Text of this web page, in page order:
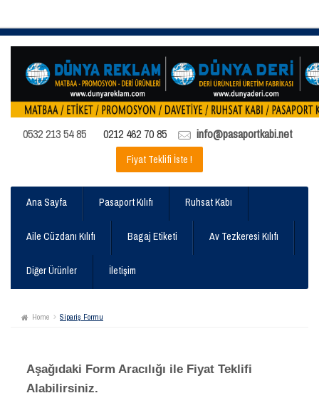
0532 213 54 85 0212 462 70 85 info@pasaportkabi.net
Fiyat Teklifi İste !
Ana Sayfa Pasaport Kılıfı Ruhsat Kabı
Aile Cüzdanı Kılıfı Bagaj Etiketi Av Tezkeresi Kılıfı
Diğer Ürünler İletişim
Home Sipariş Formu